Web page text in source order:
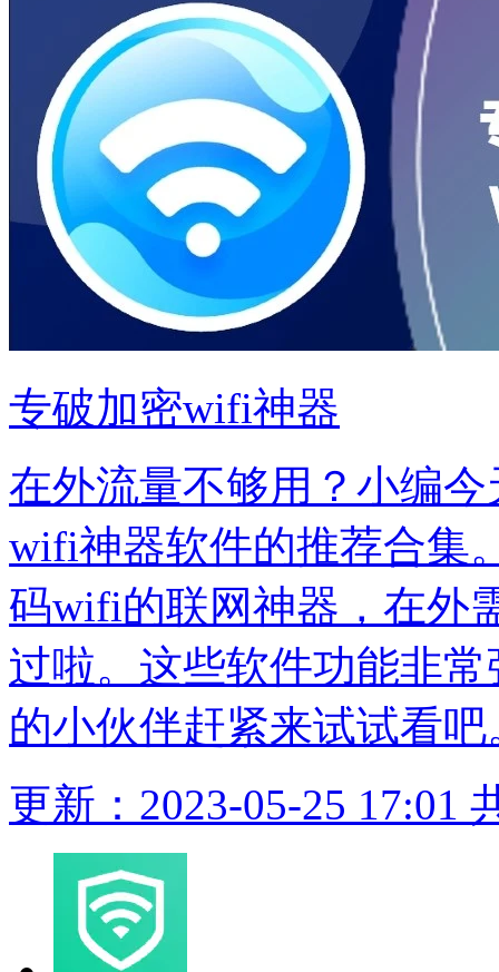
专破加密wifi神器
在外流量不够用？小编
wifi神器软件的推荐合集
码wifi的联网神器，在外
过啦。这些软件功能非
的小伙伴赶紧来试试看吧
更新：2023-05-25 17:01